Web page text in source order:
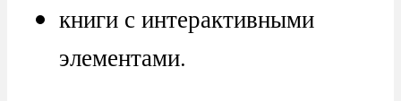
книги с интерактивными
элементами.